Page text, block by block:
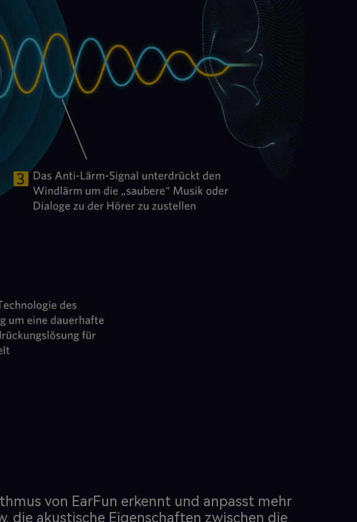
von EarFun erkennt und anpasst mehr
die akustische Eigenschaften zwischen die